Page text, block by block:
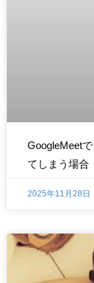
GoogleMeet
てしまう場合
2025年11月28日